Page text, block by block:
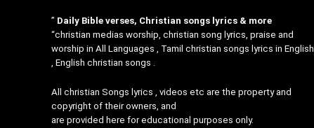
” Daily Bible verses, Christian songs lyrics & more
“christian medias worship, christian song lyrics, praise and
worship in All Languages , Tamil christian songs lyrics in English
, English christian songs .
All christian Songs lyrics , videos etc are the property and
copyright of their owners, and
are provided here for educational purposes only.